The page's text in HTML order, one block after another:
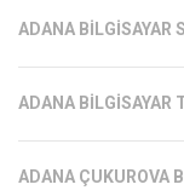
ADANA BILGISAYAR
ADANA BILGISAYAR
ADANA ÇUKUROVA